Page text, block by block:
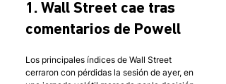
1. Wall Street cae tras
comentarios de Powell
Los principales índices de Wall Street
cerraron con pérdidas la sesión de ayer, en